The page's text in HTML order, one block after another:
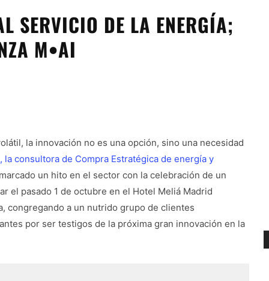
SERVICIO DE LA ENERGÍA;
M•AI
la innovación no es una opción, sino una necesidad
, la consultora de Compra Estratégica de energía y
un hito en el sector con la celebración de un
el pasado 1 de octubre en el Hotel Meliá Madrid
congregando a un nutrido grupo de clientes
por ser testigos de la próxima gran innovación en la